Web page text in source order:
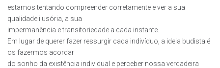
estamos tentando compreender corretamente e ver a sua
qualidade ilusória, a sua
impermanência e transitoriedade a cada instante.
Em lugar de querer fazer ressurgir cada indivíduo, a ideia budista é
os fazermos acordar
do sonho da existência individual e perceber nossa verdadeira